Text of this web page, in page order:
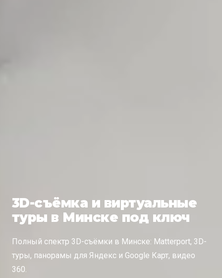
3D-съёмка и виртуальные
туры в Минске под ключ
Полный спектр 3D-съёмки в Минске: Matterport, 3D-
туры, панорамы для Яндекс и Google Карт, видео
360.